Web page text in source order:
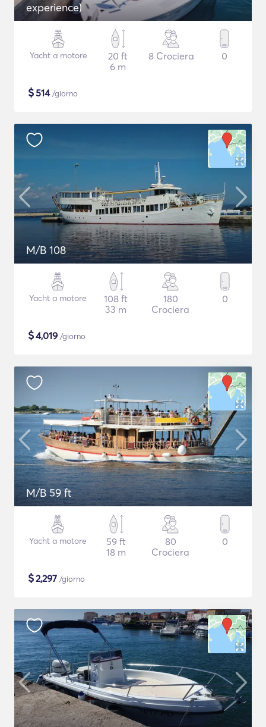
experience)
Yacht a motore
20 ft
6 m
8 Crociera 0
$514/giorno
M/B 108
Yacht a motore
108 ft
33 m
180
Crociera
0
$4,019 /giorno
M/B 59 ft
Yacht a motore
59 ft
18 m
80
Crociera
0
$2,297 /giorno